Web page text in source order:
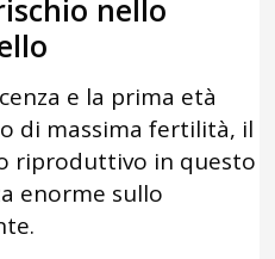
nello
e la prima età
di massima fertilità, il
riproduttivo in questo
enorme sullo